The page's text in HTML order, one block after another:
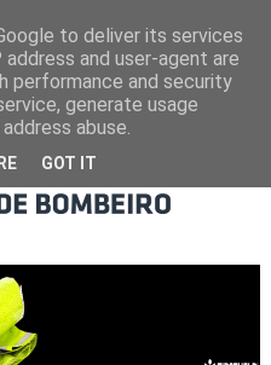
to deliver its services
and user-agent are
performance and security
generate usage
abuse.
GOT IT